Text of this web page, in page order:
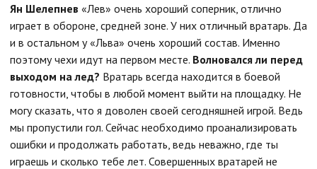
Ян Шелепнев «Лев» очень хороший соперник, отлично
играет в обороне, средней зоне. У них отличный вратарь. Да
и в остальном у «Льва» очень хороший состав. Именно
поэтому чехи идут на первом месте. Волновался ли перед
выходом на лед? Вратарь всегда находится в боевой
готовности, чтобы в любой момент выйти на площадку. Не
могу сказать, что я доволен своей сегодняшней игрой. Ведь
мы пропустили гол. Сейчас необходимо проанализировать
ошибки и продолжать работать, ведь неважно, где ты
играешь и сколько тебе лет. Совершенных вратарей не